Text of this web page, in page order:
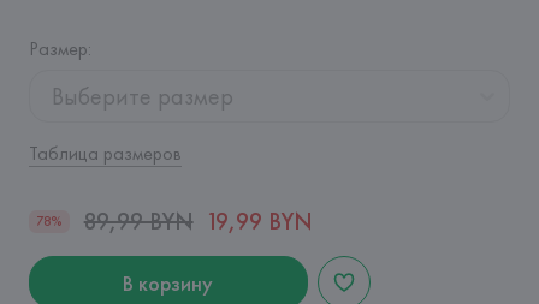
Размер:
Выберите размер
Таблица размеров
78% 89,99 BYN 19,99 BYN
В корзину